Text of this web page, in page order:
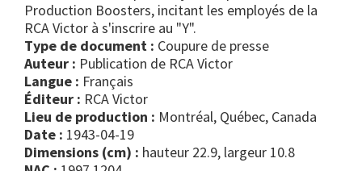
Production Boosters, incitant les employés de la
RCA Victor à s'inscrire au "Y".
Type de document :
coupure de presse
Auteur : Publication de RCA Victor
Langue : Français
Éditeur : RCA Victor
Lieu de production : Montréal, Québec, Canada
Date : 1943-04-19
Dimensions (cm) : hauteur 22.9, largeur 10.8